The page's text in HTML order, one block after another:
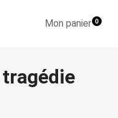
Mon panier0